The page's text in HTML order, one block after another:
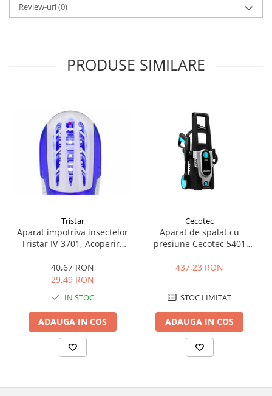
Cantare corporale
Masini de cusut
Periute de dinti electrice
Pile electrice
Placi de indreptat parul
Masini de tocat
Preparare ceai si cafea
Espressoare
Preparare desert
Aparate de facut inghetata
Preparare paine
Masini de facut paine
Storcatoare
Review-uri(0)
PRODUSE SIMILARE
Tristar
Aparat impotriva insectelor
Tristar IV-3701, Acoperire
40,67 RON
29,49 RON
IN STOC
ADAUGA IN COS
Cecotec
Aparat de spalat cu
presiune Cecotec 5401
1400 W, Pompa aluminiu,
437,23 RON
STOC LIMITAT
ADAUGA IN COS